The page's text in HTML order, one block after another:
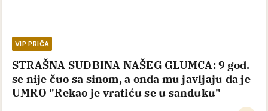
VIP PRIČA
STRAŠNA SUDBINA NAŠEG GLUMCA: 9 god.
se nije čuo sa sinom, a onda mu javljaju da je
UMRO "Rekao je vratiću se u sanduku"